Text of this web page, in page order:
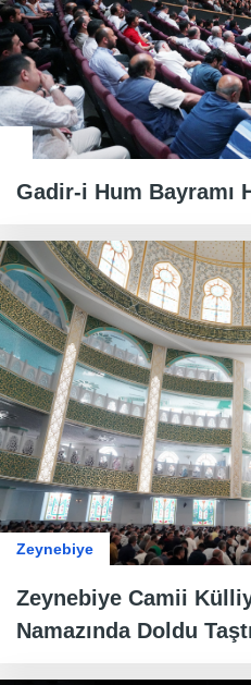
Gadir-i Hum Bayramı
Zeynebiye
Zeynebiye Camii
Namazında Doldu